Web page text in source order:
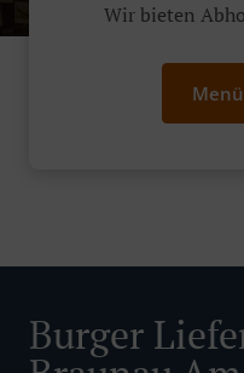
Wir bieten
Burger